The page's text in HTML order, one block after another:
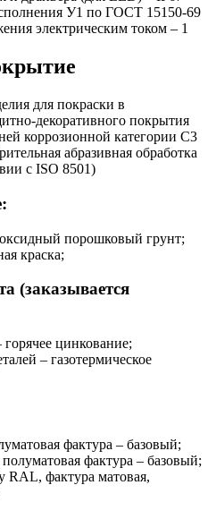
У1 по ГОСТ 15150-69
электрическим током – 1
для покраски в
декоративного покрытия
коррозионной категории C3
абразивная обработка
с ISO 8501)
порошковый грунт;
краска;
(заказывается
горячее цинкование;
– газотермическое
фактура – базовый;
фактура – базовый;
RAL, фактура матовая,